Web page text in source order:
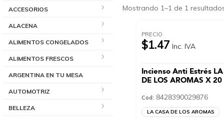
ACCESORIOS
ALACENA
ALIMENTOS CONGELADOS
ALIMENTOS FRESCOS
ARGENTINA EN TU MESA
AUTOMOTRIZ
BELLEZA
Mostrando 1–1 de 1
PRECIO
$1.47 Inc. IVA
Incienso Anti Estrés
DE LOS AROMAS X 20
Cod: 8428390029876
LA CASA DE LOS AROMAS